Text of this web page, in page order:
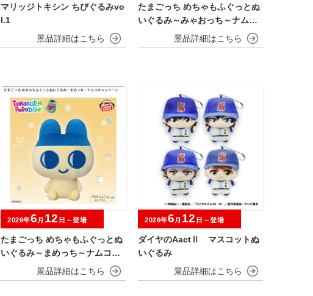
マリッジトキシン ちびぐるみvo
l.1
たまごっち めちゃもふぐっとぬ
いぐるみ～みゃおっち～ナムコ
キャンペーン
たまごっち めちゃもふぐっとぬ
いぐるみ～まめっち～ナムコキ
ャンペーン
2026年6 月 12 日～登場
ダイヤのAactⅡ マスコットぬ
いぐるみ
2026年6 月 12 日～登場